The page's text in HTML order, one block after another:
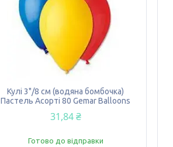
Кулі 3"/8 см (водяна бомбочка)
Пастель Асорті 80 Gemar Balloons
31,84 ₴
Готово до відправки